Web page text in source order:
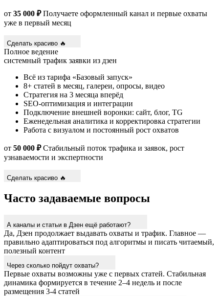
от 35 000 ₽Получаете оформленный канал и первые охваты
уже в первый месяц
Сделать красиво 🔥
Полное ведение
системный трафик заявки из дзен
Всё из тарифа «Базовый запуск»
8+ статей в месяц, галереи, опросы, видео
Стратегия на 3 месяца вперёд
SEO-оптимизация и интеграции
Подключение внешней воронки: сайт, блог, TG
Еженедельная аналитика и корректировка стратегии
Работа с визуалом и постоянный рост охватов
от 50 000 ₽Стабильный поток трафика и заявок, рост
узнаваемости и экспертности
Сделать красиво 🔥
Часто задаваемые вопросы
А каналы и статьи в Дзен ещё работают?
Да, Дзен продолжает выдавать охваты и трафик. Главное —
правильно адаптироваться под алгоритмы и писать читаемый,
полезный контент
Через сколько пойдут охваты?
Первые охваты возможны уже с первых статей. Стабильная
динамика формируется в течение 2–4 недель и после
размещения 3-4 статей